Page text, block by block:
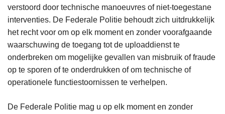
verstoord door technische manoeuvres of niet-toegestane
interventies. De Federale Politie behoudt zich uitdrukkelijk
het recht voor om op elk moment en zonder voorafgaande
waarschuwing de toegang tot de uploaddienst te
onderbreken om mogelijke gevallen van misbruik of fraude
op te sporen of te onderdrukken of om technische of
operationele functiestoornissen te verhelpen.
De Federale Politie mag u op elk moment en zonder